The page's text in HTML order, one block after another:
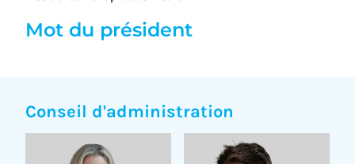
Mot du président
Conseil d'administration